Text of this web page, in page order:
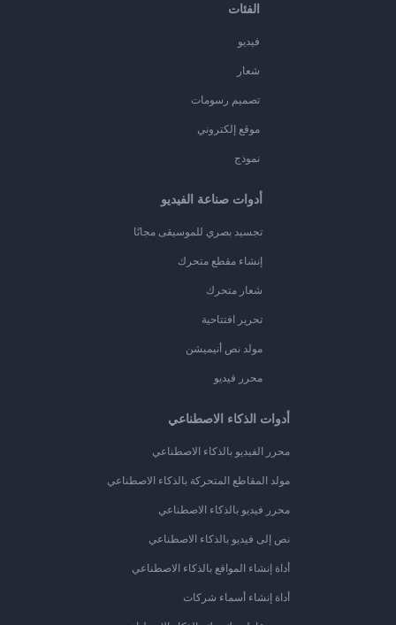
الفئات
فيديو
شعار
تصميم رسومات
موقع إلكتروني
نموذج
أدوات صناعة الفيديو
تجسيد بصري للموسيقى مجانًا
إنشاء مقطع متحرك
شعار متحرك
تحرير افتتاحية
مولد نص أنيميشن
محرر فيديو
أدوات الذكاء الاصطناعي
محرر الفيديو بالذكاء الاصطناعي
مولد المقاطع المتحركة بالذكاء الاصطناعي
محرر فيديو بالذكاء الاصطناعي
نص إلى فيديو بالذكاء الاصطناعي
أداة إنشاء المواقع بالذكاء الاصطناعي
أداة إنشاء أسماء شركات